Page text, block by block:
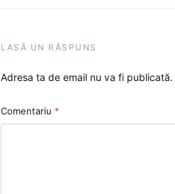
LASĂ UN RĂSPUNS
Adresa ta de email nu va fi publicată.
Comentariu *